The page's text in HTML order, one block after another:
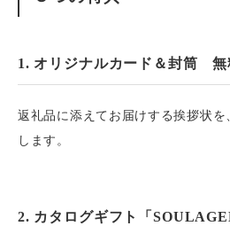
1. オリジナルカード＆封筒 無
返礼品に添えてお届けする挨拶状を
します。
2. カタログギフト「